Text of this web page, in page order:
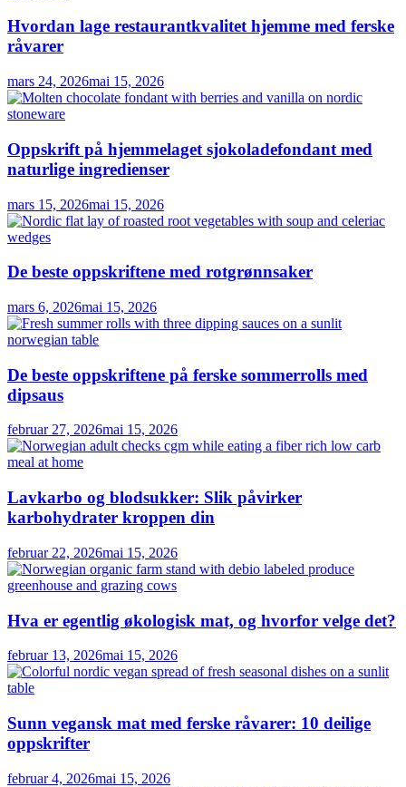
Hvordan lage restaurantkvalitet hjemme med ferske
råvarer
mars 24, 2026mai 15, 2026
Oppskrift på hjemmelaget sjokoladefondant med
naturlige ingredienser
mars 15, 2026mai 15, 2026
De beste oppskriftene med rotgrønnsaker
mars 6, 2026mai 15, 2026
De beste oppskriftene på ferske sommerrolls med
dipsaus
februar 27, 2026mai 15, 2026
Lavkarbo og blodsukker: Slik påvirker
karbohydrater kroppen din
februar 22, 2026mai 15, 2026
Hva er egentlig økologisk mat, og hvorfor velge det?
februar 13, 2026mai 15, 2026
Sunn vegansk mat med ferske råvarer: 10 deilige
oppskrifter
februar 4, 2026mai 15, 2026